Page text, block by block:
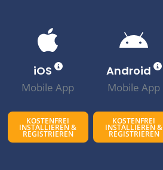
iOS
Mobile App
KOSTENFREI
INSTALLIEREN &
REGISTRIEREN
Android
Mobile App
KOSTENFREI
INSTALLIEREN &
REGISTRIEREN